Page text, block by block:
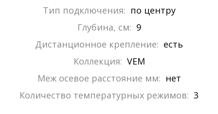
Тип подключения: по центру
Глубина, см: 9
Дистанционное крепление: есть
Коллекция: VEM
Меж осевое расстояние мм: нет
Количество температурных режимов: 3